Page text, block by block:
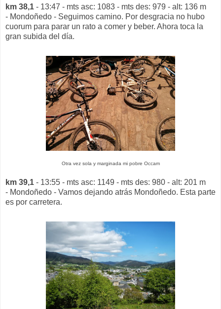
km 38,1 - 13:47 - mts asc: 1083 - mts des: 979 - alt: 136 m
- Mondoñedo - Seguimos camino. Por desgracia no hubo
cuorum para parar un rato a comer y beber. Ahora toca la
gran subida del día.
Otra vez sola y marginada mi pobre Occam
km 39,1 - 13:55 - mts asc: 1149 - mts des: 980 - alt: 201 m
- Mondoñedo - Vamos dejando atrás Mondoñedo. Esta parte
es por carretera.